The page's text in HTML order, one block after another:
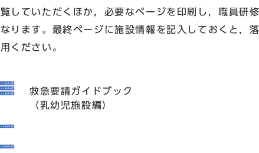
していただくほか，必要なページを印刷し，職員研
ります。最終ページに施設情報を記入しておくと，
ください。
救急要請ガイドブック
（乳幼児施設編）